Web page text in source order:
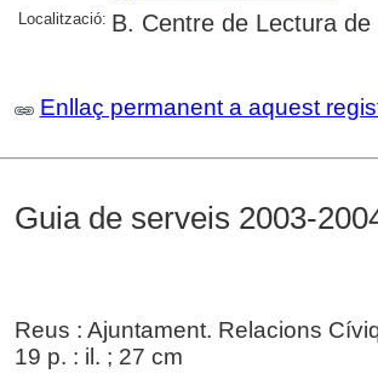
Localització: B. Centre de Lectura de
Enllaç permanent a aquest
Guia de serveis 2003-
Reus : Ajuntament. Relacions
19 p. : il. ; 27 cm